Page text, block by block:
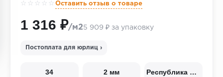
☆☆☆☆☆ Оставить отзыв о товаре
1 316 ₽/м25 909 ₽ за упаковку
Постоплата для юрлиц ›
34 2 мм Республика Корея